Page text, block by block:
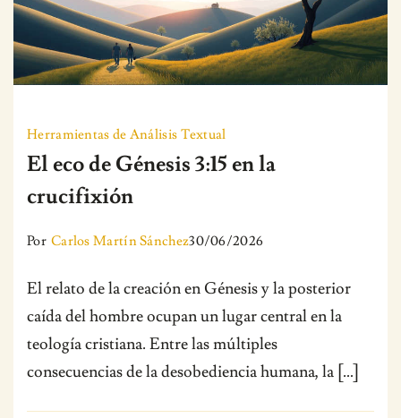
Herramientas de Análisis Textual
El eco de Génesis 3:15 en la
crucifixión
Por Carlos Martín Sánchez30/06/2026
El relato de la creación en Génesis y la posterior
caída del hombre ocupan un lugar central en la
teología cristiana. Entre las múltiples
consecuencias de la desobediencia humana, la […]